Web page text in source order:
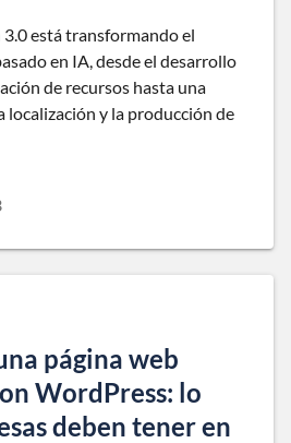
está transformando el
en IA, desde el desarrollo
de recursos hasta una
localización y la producción de
página web
WordPress: lo
deben tener en